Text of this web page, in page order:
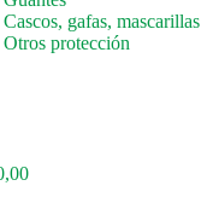
Cascos, gafas, mascarillas
Otros protección